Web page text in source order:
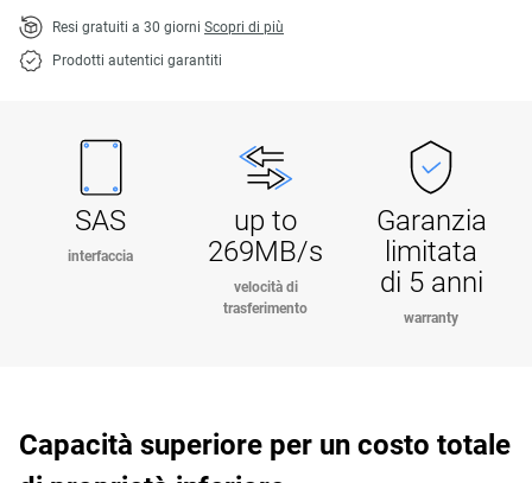
Resi gratuiti a 30 giorni Scopri di più
Prodotti autentici garantiti
SAS
interfaccia
up to
269MB/s
velocità di
trasferimento
Garanzia
limitata
di 5 anni
warranty
Capacità superiore per un costo totale